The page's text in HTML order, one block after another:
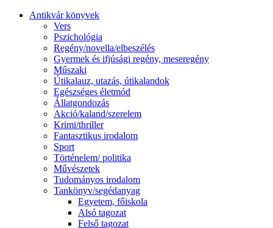
Antikvár könyvek
Vers
Pszichológia
Regény/novella/elbeszélés
Gyermek és ifjúsági regény, meseregény
Műszaki
Útikalauz, utazás, útikalandok
Egészséges életmód
Állatgondozás
Akció/kaland/szerelem
Krimi/thriller
Fantasztikus irodalom
Sport
Történelem/ politika
Művészetek
Tudományos irodalom
Tankönyv/segédanyag
Egyetem, főiskola
Alsó tagozat
Felső tagozat